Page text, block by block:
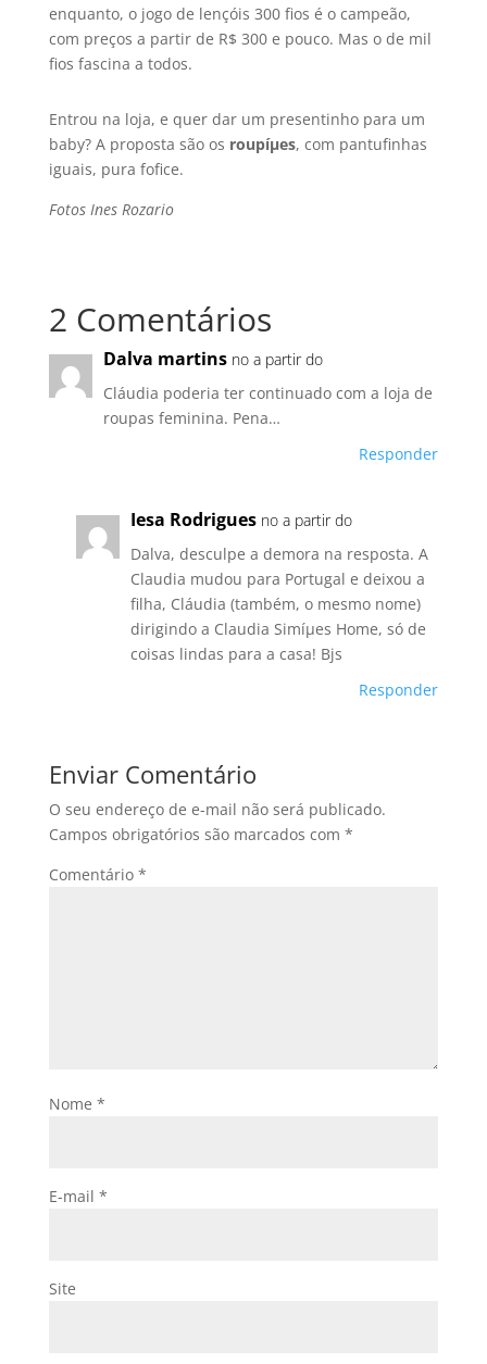
enquanto, o jogo de lençóis 300 fios é o campeão,
com preços a partir de R$ 300 e pouco. Mas o de mil
fios fascina a todos.
Entrou na loja, e quer dar um presentinho para um
baby? A proposta são os roupíµes, com pantufinhas
iguais, pura fofice.
Fotos Ines Rozario
2 Comentários
Dalva martins no a partir do
Cláudia poderia ter continuado com a loja de
roupas feminina. Pena…
Responder
Iesa Rodrigues no a partir do
Dalva, desculpe a demora na resposta. A
Claudia mudou para Portugal e deixou a
filha, Cláudia (também, o mesmo nome)
dirigindo a Claudia Simíµes Home, só de
coisas lindas para a casa! Bjs
Responder
Enviar Comentário
O seu endereço de e-mail não será publicado.
Campos obrigatórios são marcados com *
Comentário *
Nome *
E-mail *
Site